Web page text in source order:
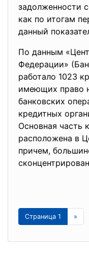
задолженности
как по итогам
данный
По данным
Федерации»
работало 1023
имеющих право
банковских
кредитных
Основная часть
расположена в
причем,
Страница 1 »